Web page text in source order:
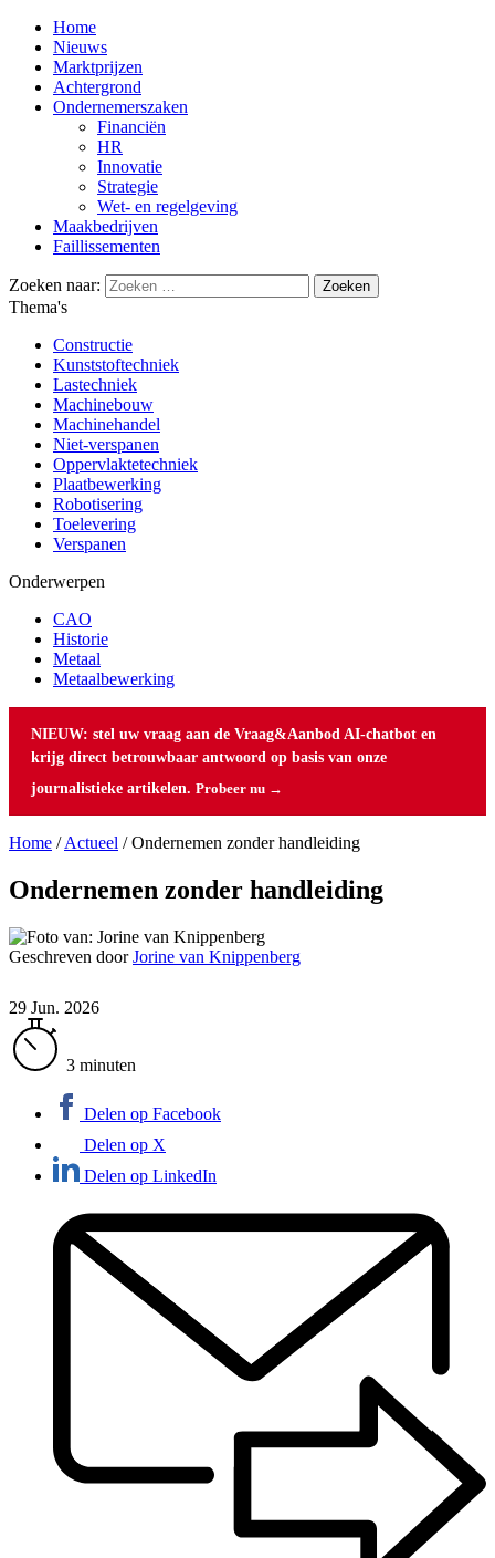
Home
Nieuws
Marktprijzen
Achtergrond
Ondernemerszaken
Financiën
HR
Innovatie
Strategie
Wet- en regelgeving
Maakbedrijven
Faillissementen
Zoeken naar:
Thema's
Constructie
Kunststoftechniek
Lastechniek
Machinebouw
Machinehandel
Niet-verspanen
Oppervlaktetechniek
Plaatbewerking
Robotisering
Toelevering
Verspanen
Onderwerpen
CAO
Historie
Metaal
Metaalbewerking
NIEUW: stel uw vraag aan de Vraag&Aanbod AI-chatbot en
krijg direct betrouwbaar antwoord op basis van onze
journalistieke artikelen. Probeer nu →
Home /Actueel /Ondernemen zonder handleiding
Ondernemen zonder handleiding
Geschreven doorJorine van Knippenberg
29 Jun. 2026
3 minuten
Delen op Facebook
Delen op X
Delen op LinkedIn